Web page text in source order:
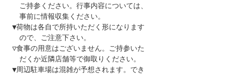
ご持参ください。行事内容については、
事前に情報収集ください。
▼荷物は各自で所持いただく形になります
ので、ご注意下さい。
▽食事の用意はございません。ご持参いた
だくか近隣店舗等で御取りください。
▼周辺駐車場は混雑が予想されます。でき